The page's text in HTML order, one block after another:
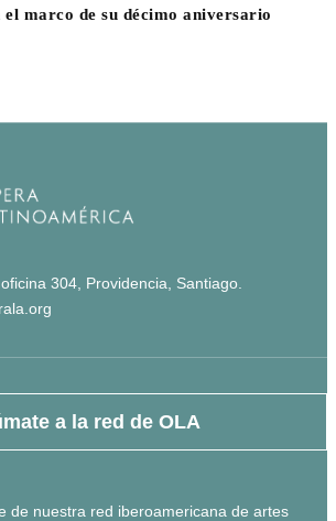
marco de su décimo aniversario
304, Providencia, Santiago.
a la red de OLA
de nuestra red iberoamericana de artes